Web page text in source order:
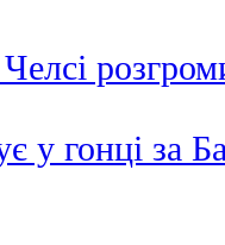
у гонці за